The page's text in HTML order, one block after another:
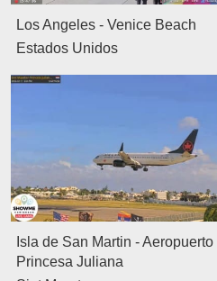
Los Angeles - Venice Beach
Estados Unidos
Isla de San Martin - Aeropuerto
Princesa Juliana